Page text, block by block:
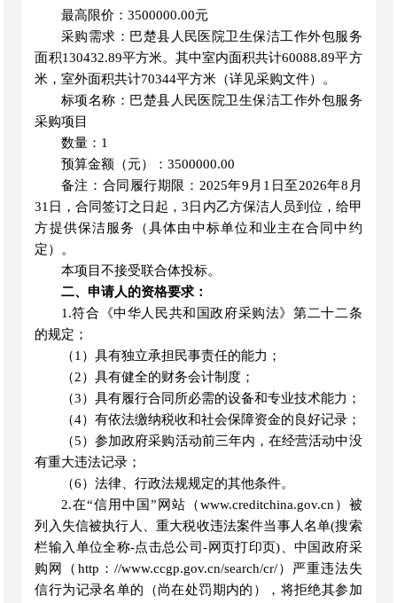
最高限价： 3500000.00元
采购需求： 巴楚县人民医院卫生保洁工作外包服务
面积130432.89平方米。其中室内面积共计60088.89平方
米，室外面积共计70344平方米（详见采购文件）。
标项名称 ：巴楚县人民医院卫生保洁工作外包服务
采购项目
数量： 1
预算金额（元）
： 3500000.00
备注：合同履行期限 ： 2025年9月1日至2026年8月
31日，合同签订之日起，3日内乙方保洁人员到位，给甲
方提供保洁服务（具体由中标单位和业主在合同中约
定） 。
本项目 不接受联合体投标。
二、申请人的资格要求：
1.符合《中华人民共和国政府采购法》第二十二条
的规定 ；
（1）具有独立承担民事责任的能力；
（2）具有健全的财务会计制度；
（3）具有履行合同所必需的设备和专业技术能力；
（4）有依法缴纳税收和社会保障资金的良好记录；
（5）参加政府采购活动前三年内，在经营活动中没
有重大违法记录；
（6）法律、行政法规规定的其他条件。
2.在“信用中国”网站（www.creditchina.gov.cn ）被
列入失信被执行人、重大税收违法案件当事人名单(搜索
栏输入单位全称-点击总公司-网页打印页)、中国政府采
购网（ http：//www.ccgp.gov.cn/search/cr/）严重违法失
信行为记录名单的（尚在处罚期内的），将拒绝其参加